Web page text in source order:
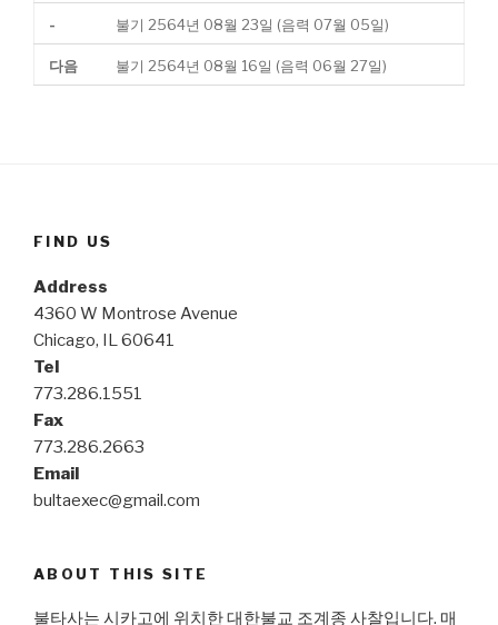
- 불기 2564년 08월 23일 (음력 07월 05일)
다음 불기 2564년 08월 16일 (음력 06월 27일)
FIND US
Address
4360 W Montrose Avenue
Chicago, IL 60641
Tel
773.286.1551
Fax
773.286.2663
Email
bultaexec@gmail.com
ABOUT THIS SITE
불타사는 시카고에 위치한 대한불교 조계종 사찰입니다. 매